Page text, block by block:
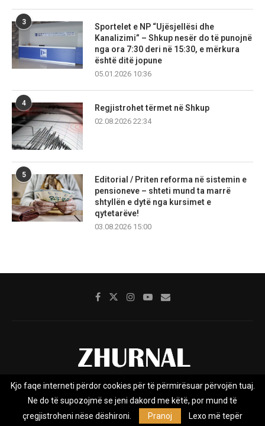
3
Sportelet e NP “Ujësjellësi dhe
Kanalizimi” – Shkup nesër do të punojnë
nga ora 7:30 deri në 15:30, e mërkura
është ditë jopune
05.01.2026 10:36
4
Regjistrohet tërmet në Shkup
02.08.2026 22:34
5
Editorial / Priten reforma në sistemin e
pensioneve – shteti mund ta marrë
shtyllën e dytë nga kursimet e
qytetarëve!
03.08.2026 15:00
Rreth nesh Impresumi Marketing
Privacy Policy
Kjo faqe interneti përdor cookies për të përmirësuar përvojën tuaj.
Ne do të supozojmë se jeni dakord me këtë, por mund të
çregjistroheni nëse dëshironi.
Pranoj Lexo më tepër